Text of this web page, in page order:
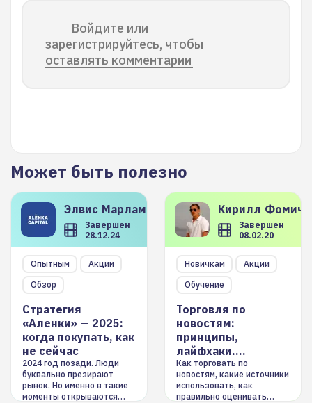
Войдите или
зарегистрируйтесь, чтобы
оставлять комментарии
Может быть полезно
Элвис Марламов
Завершен
28.12.24
Опытным
Акции
Обзор
Стратегия
«Аленки» — 2025:
когда покупать, как
не сейчас
2024 год позади. Люди
буквально презирают
рынок. Но именно в такие
моменты открываются
Кирилл
Завершен
08.02.20
Новичкам
Акции
Обучение
Торговля по
новостям:
принципы,
лайфхаки,
инструменты
Как торговать по
новостям, какие источники
использовать, как
правильно оценивать